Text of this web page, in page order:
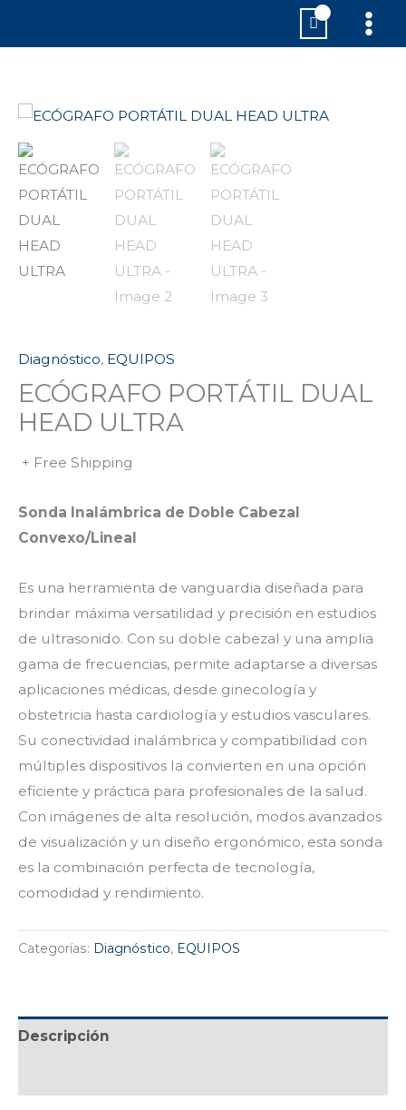
Diagnóstico, EQUIPOS
ECÓGRAFO PORTÁTIL DUAL
HEAD ULTRA
+ Free Shipping
Sonda Inalámbrica de Doble Cabezal
Convexo/Lineal
Es una herramienta de vanguardia diseñada para
brindar máxima versatilidad y precisión en estudios
de ultrasonido. Con su doble cabezal y una amplia
gama de frecuencias, permite adaptarse a diversas
aplicaciones médicas, desde ginecología y
obstetricia hasta cardiología y estudios vasculares.
Su conectividad inalámbrica y compatibilidad con
múltiples dispositivos la convierten en una opción
eficiente y práctica para profesionales de la salud.
Con imágenes de alta resolución, modos avanzados
de visualización y un diseño ergonómico, esta sonda
es la combinación perfecta de tecnología,
comodidad y rendimiento.
Categorías: Diagnóstico, EQUIPOS
Descripción